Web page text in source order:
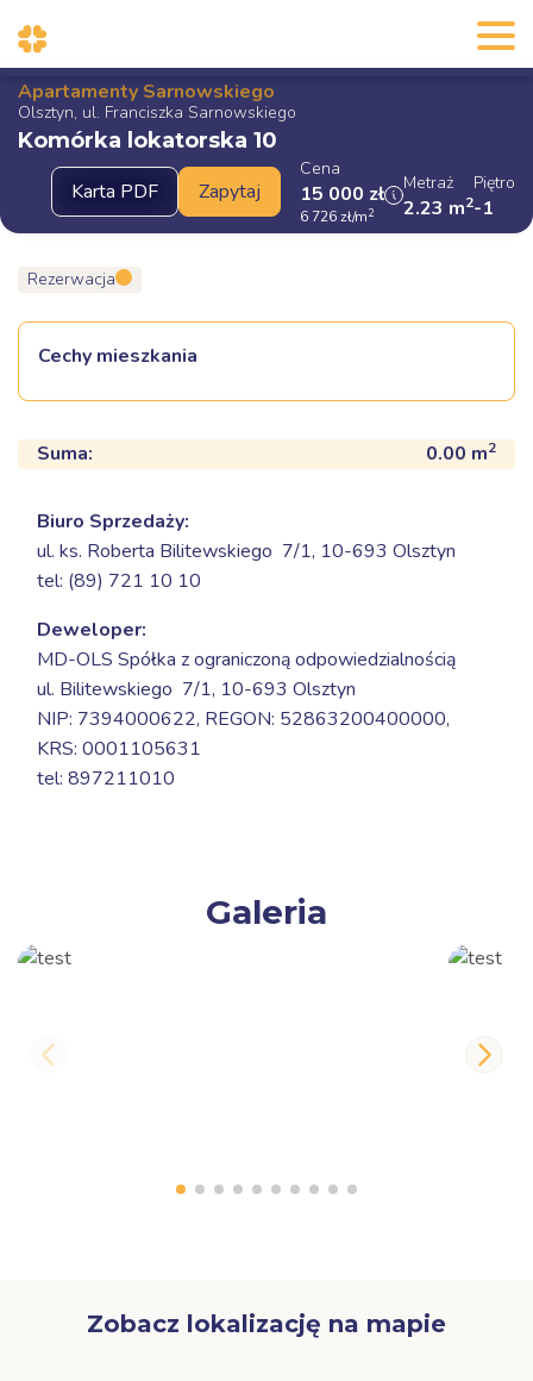
Apartamenty Sarnowskiego
Olsztyn, ul. Franciszka Sarnowskiego
Komórka lokatorska 10
Cena
15 000 zł
6 726zł/m2
Metraż
2.23 m2
Piętro
-1
Rezerwacja
Cechy mieszkania
Suma: 0.00 m2
Biuro Sprzedaży:
ul. ks. Roberta Bilitewskiego 7/1, 10-693 Olsztyn
tel: (89) 721 10 10
Deweloper:
MD-OLS Spółka z ograniczoną odpowiedzialnością
ul. Bilitewskiego 7/1, 10-693 Olsztyn
NIP: 7394000622, REGON: 52863200400000,
KRS: 0001105631
tel: 897211010
Galeria
Zobacz lokalizację na mapie